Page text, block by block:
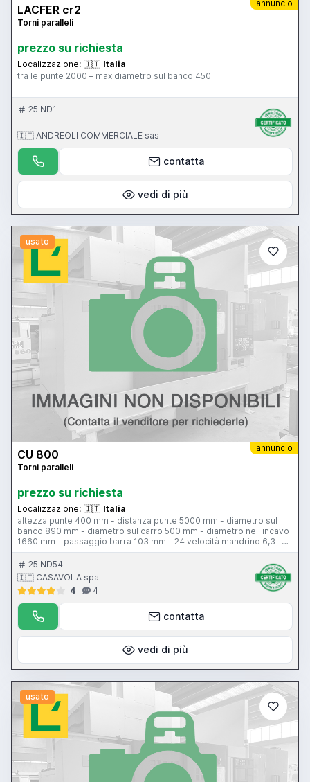
annuncio
LACFER cr2
Torni paralleli
prezzo su richiesta
Localizzazione: 🇮🇹 Italia
tra le punte 2000 – max diametro sul banco 450
25IND1
🇮🇹 ANDREOLI COMMERCIALE sas
contatta
vedi di più
usato
annuncio
CU 800
Torni paralleli
prezzo su richiesta
Localizzazione: 🇮🇹 Italia
altezza punte 400 mm - distanza punte 5000 mm - diametro sul
banco 890 mm - diametro sul carro 500 mm - diametro nell incavo
1660 mm - passaggio barra 103 mm - 24 velocità mandrino 6,3 -
1250 giri al minuto - 22 kw
25IND54
🇮🇹 CASAVOLA spa
4
4
contatta
vedi di più
usato